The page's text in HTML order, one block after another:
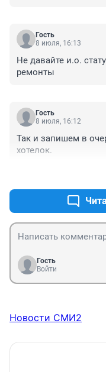
Гость
8 июля, 16:13
Не давайте и.о.
ремонты
Гость
8 июля, 16:12
Так и запишем в
хотелок.
Гость
Войти
Новости СМИ2